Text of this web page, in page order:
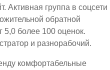
Активная группа в соцсети
обратной
5,0 более 100 оценок.
и разнорабочий.
комфортабельные